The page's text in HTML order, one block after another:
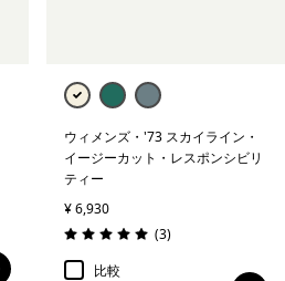
ウィメンズ・'73 スカイライン・
イージーカット・レスポンシビリ
ティー
¥ 6,930
評価: 5.0 / 5
(3レビュー
)
比較